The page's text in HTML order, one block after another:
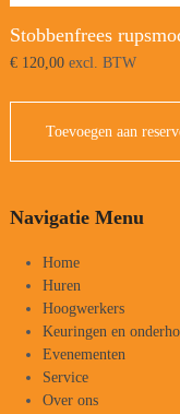
Stobbenfrees
€120,00excl. BTW
Toevoegen aan
Navigatie Menu
Home
Huren
Hoogwerkers
Keuringen en
Evenementen
Service
Over ons